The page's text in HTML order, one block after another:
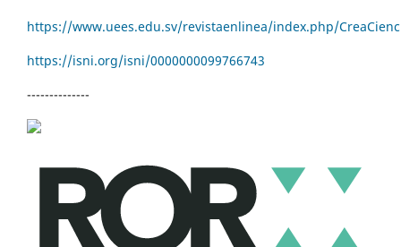
https://www.uees.edu.sv/revistaenlinea/index.php/
https://isni.org/isni/0000000099766743
--------------